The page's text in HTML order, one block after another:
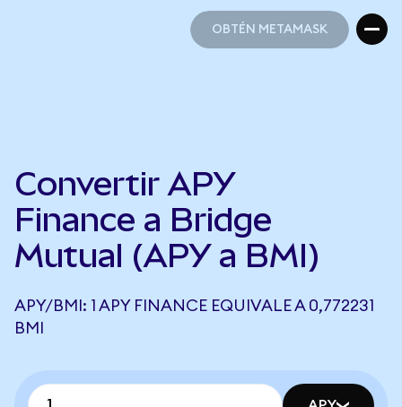
OBTÉN METAMASK
Convertir APY
Finance a Bridge
Mutual (APY a BMI)
APY/BMI: 1 APY FINANCE EQUIVALE A 0,772231
BMI